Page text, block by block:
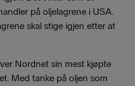
på oljelagrene i USA.
skal stige igjen etter at
Nordnet sin mest kjøpte
Med tanke på oljen som